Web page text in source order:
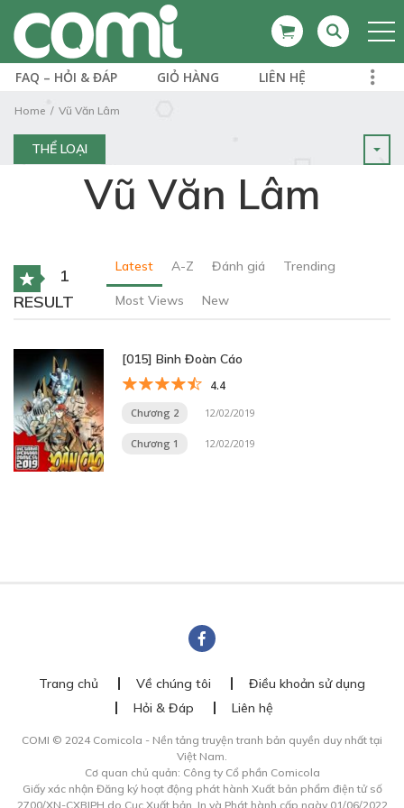
FAQ – HỎI & ĐÁP GIỎ HÀNG LIÊN HỆ
Home Vũ Văn Lâm
THỂ LOẠI
Vũ Văn Lâm
1
RESULT
Latest A-Z Đánh giá Trending
Most Views New
[015] Binh Đoàn Cáo
4.4
Chương 2 12/02/2019
Chương 1 12/02/2019
Trang chủ Về chúng tôi
Điều khoản sử dụng
Hỏi & Đáp
Liên hệ
COMI © 2024 Comicola - Nền tảng truyện tranh bản quyền duy nhất tại
Việt Nam.
Cơ quan chủ quản: Công ty Cổ phần Comicola
Giấy xác nhận Đăng ký hoạt động phát hành Xuất bản phẩm điện tử số
2700/XN-CXBIPH do Cục Xuất bản, In và Phát hành cấp ngày 01/06/2022